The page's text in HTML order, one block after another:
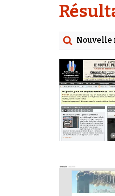
Nouvelle
Date
Rechercher
Cibler